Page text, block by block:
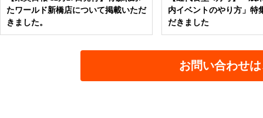
たワールド新橋店について掲載いただ
きました。
内イベントのやり方」特
だきました
お問い合わせ